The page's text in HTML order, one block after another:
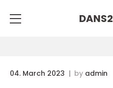
04. March 2023 by admin